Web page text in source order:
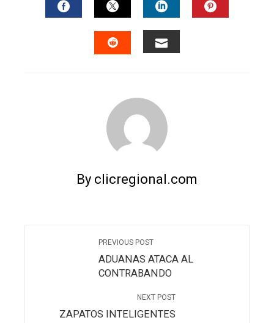
FACEBOOKTWITTERLINKEDIN
By clicregional.com
PREVIOUS POST
ADUANAS ATACA AL
CONTRABANDO
NEXT POST
ZAPATOS INTELIGENTES